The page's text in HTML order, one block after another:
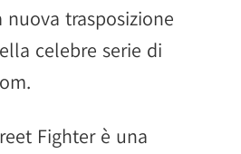
trasposizione
celebre serie di
Fighter è una